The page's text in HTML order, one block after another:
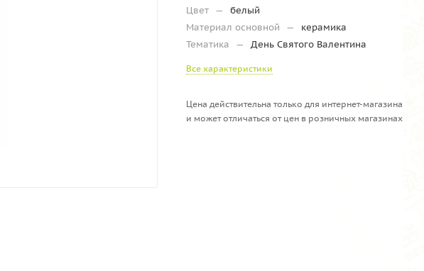
Цвет —
белый
Материал основной
—
керамика
Тематика
— День Святого Валентина
Все характеристики
Цена действительна только для интернет-магазина
и может отличаться от цен в розничных магазинах